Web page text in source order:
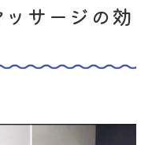
の原因を探る
体で変わる理由
仕組みを解説
サージの効